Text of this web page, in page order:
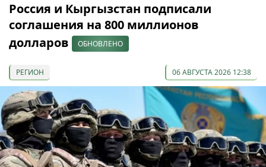
Россия и Кыргызстан подписали
соглашения на 800 миллионов
долларов
ОБНОВЛЕНО
РЕГИОН 06 АВГУСТА 2026 12:38